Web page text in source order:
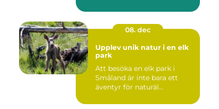
08. dec
Upplev unik natur i en elk
park
Att besöka en elk park i
Småland är inte bara ett
äventyr för naturäl...